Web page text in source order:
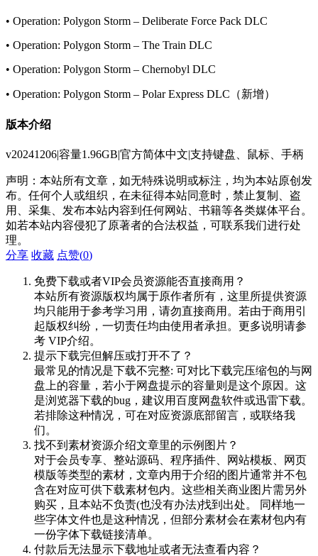
• Operation: Polygon Storm – Deliberate Force Pack DLC
• Operation: Polygon Storm – The Train DLC
• Operation: Polygon Storm – Chernobyl DLC
• Operation: Polygon Storm – Polar Express DLC（新增）
版本介绍
v20241206|容量1.96GB|官方简体中文|支持键盘、鼠标、手柄
声明：本站所有文章，如无特殊说明或标注，均为本站原创发
布。任何个人或组织，在未征得本站同意时，禁止复制、盗
用、采集、发布本站内容到任何网站、书籍等各类媒体平台。
如若本站内容侵犯了原著者的合法权益，可联系我们进行处
理。
分享 收藏 点赞(0)
免费下载或者VIP会员资源能否直接商用？
本站所有资源版权均属于原作者所有，这里所提供资源
均只能用于参考学习用，请勿直接商用。若由于商用引
起版权纠纷，一切责任均由使用者承担。更多说明请参
考 VIP介绍。
提示下载完但解压或打开不了？
最常见的情况是下载不完整: 可对比下载完压缩包的与网
盘上的容量，若小于网盘提示的容量则是这个原因。这
是浏览器下载的bug，建议用百度网盘软件或迅雷下载。
若排除这种情况，可在对应资源底部留言，或联络我
们。
找不到素材资源介绍文章里的示例图片？
对于会员专享、整站源码、程序插件、网站模板、网页
模版等类型的素材，文章内用于介绍的图片通常并不包
含在对应可供下载素材包内。这些相关商业图片需另外
购买，且本站不负责(也没有办法)找到出处。 同样地一
些字体文件也是这种情况，但部分素材会在素材包内有
一份字体下载链接清单。
付款后无法显示下载地址或者无法查看内容？